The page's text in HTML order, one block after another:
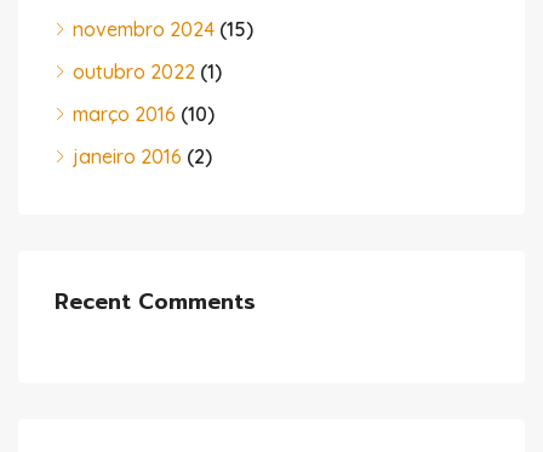
novembro 2024 (15)
outubro 2022 (1)
março 2016 (10)
janeiro 2016 (2)
Recent Comments